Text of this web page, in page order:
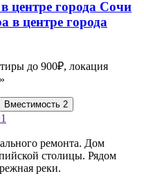
центре города Сочи
до 900₽, локация
Вместимость 2
ремонта. Дом
столицы. Рядом
реки.